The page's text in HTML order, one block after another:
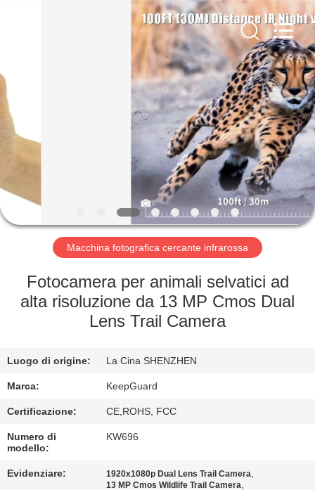
CASA.
PRODOTTI
VIDEO
SU
DI
VISITA
CONTROLLO
DELLA
QUALITÀ
CONTATTACI
Reserved.
Macchina fotografica cercante infrarossa
Fotocamera per animali selvatici ad
alta risoluzione da 13 MP Cmos Dual
Lens Trail Camera
Luogo di origine: La Cina SHENZHEN
Marca: KeepGuard
Certificazione: CE,ROHS, FCC
Numero di
modello:
KW696
Evidenziare: 1920x1080p Dual Lens Trail Camera,
13 MP Cmos Wildlife Trail Camera,